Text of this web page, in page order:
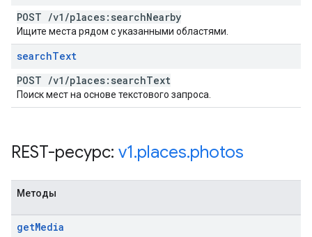
POST /v1 /places:searchNearby
Ищите места рядом с указанными областями.
searchText
POST /v1 /places:searchText
Поиск мест на основе текстового запроса.
REST-ресурс: v1.places.photos
Методы
getMedia